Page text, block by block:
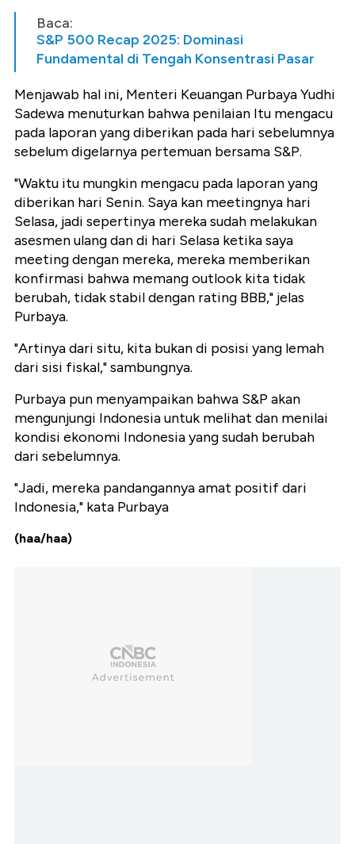
Baca:
S&P 500 Recap 2025: Dominasi
Fundamental di Tengah Konsentrasi Pasar
Menjawab hal ini, Menteri Keuangan Purbaya Yudhi
Sadewa menuturkan bahwa penilaian Itu mengacu
pada laporan yang diberikan pada hari sebelumnya
sebelum digelarnya pertemuan bersama S&P.
"Waktu itu mungkin mengacu pada laporan yang
diberikan hari Senin. Saya kan meetingnya hari
Selasa, jadi sepertinya mereka sudah melakukan
asesmen ulang dan di hari Selasa ketika saya
meeting dengan mereka, mereka memberikan
konfirmasi bahwa memang outlook kita tidak
berubah, tidak stabil dengan rating BBB," jelas
Purbaya.
"Artinya dari situ, kita bukan di posisi yang lemah
dari sisi fiskal," sambungnya.
Purbaya pun menyampaikan bahwa S&P akan
mengunjungi Indonesia untuk melihat dan menilai
kondisi ekonomi Indonesia yang sudah berubah
dari sebelumnya.
"Jadi, mereka pandangannya amat positif dari
Indonesia," kata Purbaya
(haa/haa)